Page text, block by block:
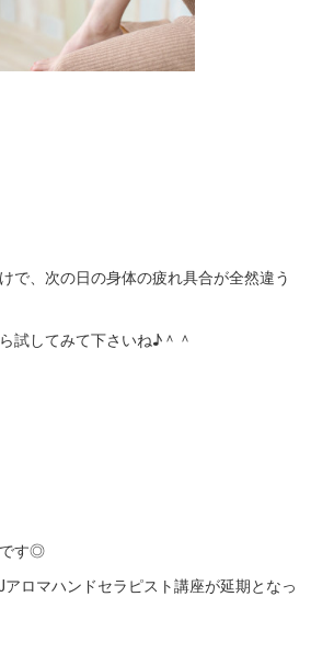
で、次の日の身体の疲れ具合が全然違う
試してみて下さいね♪＾＾
です◎
ロマハンドセラピスト講座が延期となっ